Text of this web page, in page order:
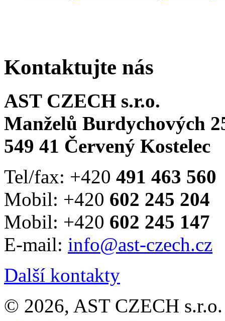
Kontaktujte nás
AST CZECH s.r.o.
Manželů Burdychových
549 41 Červený Kostelec
Tel/fax: +420 491 463 560
Mobil: +420 602 245 204
Mobil: +420 602 245 147
E-mail: info@ast-czech.cz
Další kontakty
© 2026, AST CZECH